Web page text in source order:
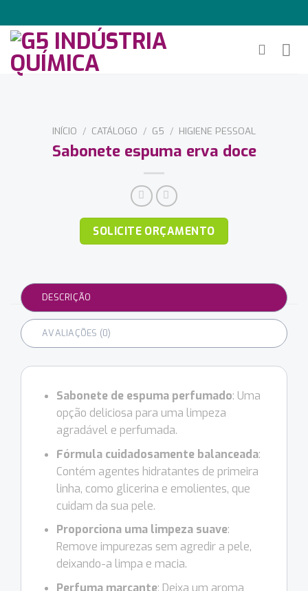
para
conteúdo
INÍCIO / CATÁLOGO / G5 / HIGIENE PESSOAL
Sabonete espuma erva doce
SOLICITE ORÇAMENTO
DESCRIÇÃO
AVALIAÇÕES (0)
Sabonete de espuma perfumado: Uma
opção deliciosa para uma limpeza
agradável e perfumada.
Fórmula cuidadosamente balanceada:
Contém agentes hidratantes de primeira
linha, como glicerina e emolientes, que
cuidam da sua pele.
Proporciona uma limpeza suave:
Remove impurezas sem agredir a pele,
deixando-a limpa e macia.
Perfuma marcante: Deixa um aroma